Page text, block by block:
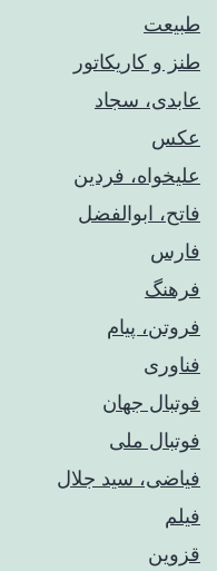
طبیعت
طنز و کاریکاتور
عابدی، سجاد
عکس
علیخواه، فردین
فاتح، ابوالفضل
فارس
فرهنگ
فروتن، پیام
فناوری
فوتبال جهان
فوتبال ملی
فیاضی، سید جلال
فیلم
قزوین